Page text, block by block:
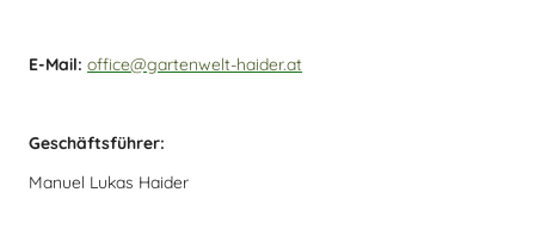
E-Mail: office@gartenwelt-haider.at
Geschäftsführer:
Manuel Lukas Haider